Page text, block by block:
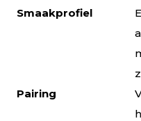
Smaakprofiel
Pairing